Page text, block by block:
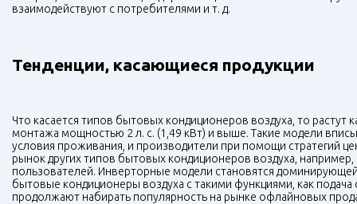
взаимодействуют с потребителями и т. д.
Тенденции, касающиеся продукции
Что касается типов бытовых кондиционеров воздуха, то
монтажа мощностью 2 л. с. (1,49 кВт) и выше. Такие модели
условия проживания, и производители при помощи стратегий
рынок других типов бытовых кондиционеров воздуха,
пользователей. Инверторные модели становятся
бытовые кондиционеры воздуха с такими функциями, как
продолжают набирать популярность на рынке офлайновых